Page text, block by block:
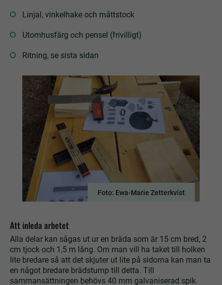
Linjal, vinkelhake och måttstock
Utomhusfärg och pensel (frivilligt)
Ritning, se sista sidan
Foto: Ewa-Marie Zetterkvist
Att inleda arbetet
Alla delar kan sågas ut ur en bräda som är 15 cm bred, 2
cm tjock och 1,5 m lång. Om man vill ha taket till holken
lite bredare så att det skjuter ut lite på sidorna kan man ta
en något bredare brädstump till detta. Till
sammansättningen behövs 40 mm galvaniserad spik.